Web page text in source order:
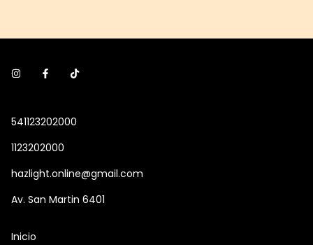
541123202000
1123202000
hazlight.online@gmail.com
Av. San Martin 6401
Inicio